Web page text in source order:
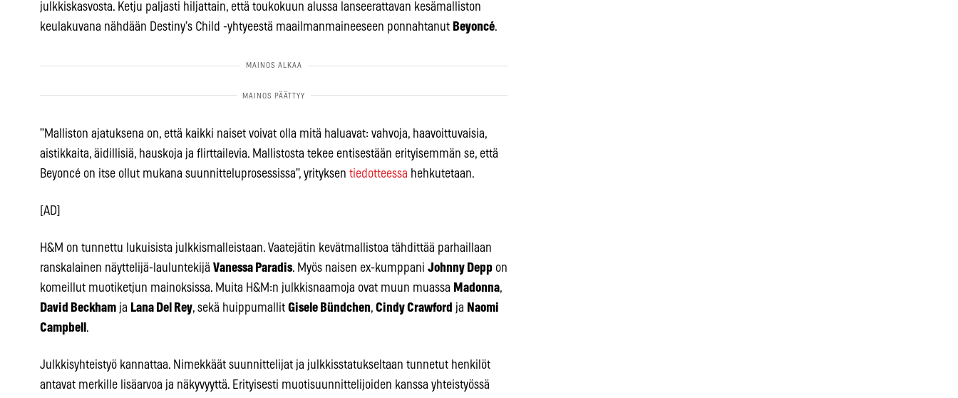
julkkiskasvosta. Ketju paljasti hiljattain, että toukokuun alussa lanseerattavan kesämalliston
keulakuvana nähdään Destiny’s Child -yhtyeestä maailmanmaineeseen ponnahtanut Beyoncé.
”Malliston ajatuksena on, että kaikki naiset voivat olla mitä haluavat: vahvoja, haavoittuvaisia,
aistikkaita, äidillisiä, hauskoja ja flirttailevia. Mallistosta tekee entisestään erityisemmän se, että
Beyoncé on itse ollut mukana suunnitteluprosessissa”, yrityksen tiedotteessa hehkutetaan.
[AD]
H&M on tunnettu lukuisista julkkismalleistaan. Vaatejätin kevätmallistoa tähdittää parhaillaan
ranskalainen näyttelijä-lauluntekijä Vanessa Paradis. Myös naisen ex-kumppani Johnny Depp on
komeillut muotiketjun mainoksissa. Muita H&M:n julkkisnaamoja ovat muun muassa Madonna,
David Beckham ja Lana Del Rey, sekä huippumallit Gisele Bündchen, Cindy Crawford ja Naomi
Campbell .
Julkkisyhteistyö kannattaa. Nimekkäät suunnittelijat ja julkkisstatukseltaan tunnetut henkilöt
antavat merkille lisäarvoa ja näkyvyyttä. Erityisesti muotisuunnittelijoiden kanssa yhteistyössä